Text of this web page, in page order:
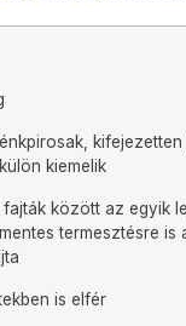
kiemelik
fajták között az egyik
termesztésre is
is elfér